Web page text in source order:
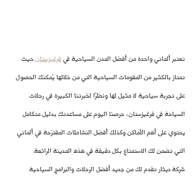
تعتبر ألماتي واحدة من أفضل المدن السياحية في قرغيزستان حيث
تمتاز بالكثير من المقومات السياحية التي من خلالها يُمكنك الحصول
على تجربة سياحية لا مثيل لها ونظرًا لخبرتنا الكبيرة في رحلات
السياحة في قرغيزستان، حرصنا اليوم على مساعدتك بدليل متكامل
يحتوي على أهم الأماكن وكذلك أفضل النشاطات المقترَحة في ألماتي
التي تضمن لك الاستمتاع بكل دقيقة في هذه المدينة الرائعة.
شركة ديثار تقدم لك من جديد أفضل الرحلات والبرامج السياحية